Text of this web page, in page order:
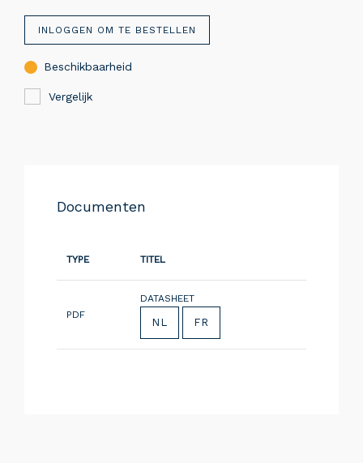
INLOGGEN OM TE BESTELLEN
Beschikbaarheid
Vergelijk
Documenten
TYPE TITEL
PDF
DATASHEET
NL FR